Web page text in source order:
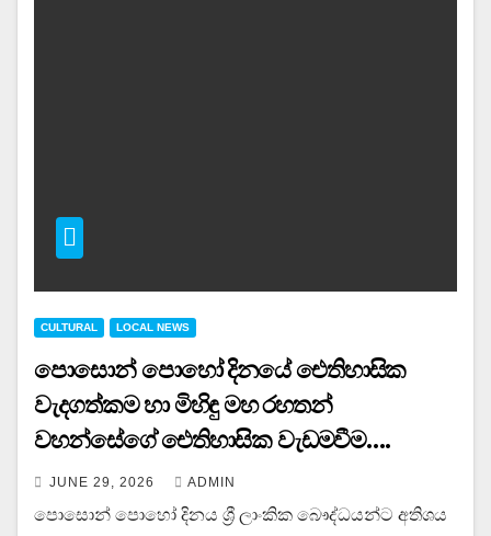
CULTURAL LOCAL NEWS
පොසොන් පොහෝ දිනයේ ඓතිහාසික
වැදගත්කම හා මිහිඳු මහ රහතන්
වහන්සේගේ ඓතිහාසික වැඩමවීම….
JUNE 29, 2026 ADMIN
පොසොන් පොහෝ දිනය ශ්‍රී ලාංකික බෞද්ධයන්ට අතිශය